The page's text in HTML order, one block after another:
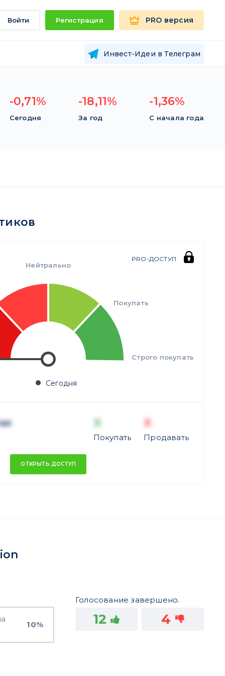
Войти Регистрация PRO версия
Инвест-Идеи в Телеграм
-0,71%
Сегодня
-18,11%
За год
-1,36%
С начала года
PRO-ДОСТУП
Нейтрально
Покупать
Строго покупать
Сегодня
X
Покупать
X
Продавать
ОТКРЫТЬ ДОСТУП
10%
Голосование завершено.
12 4